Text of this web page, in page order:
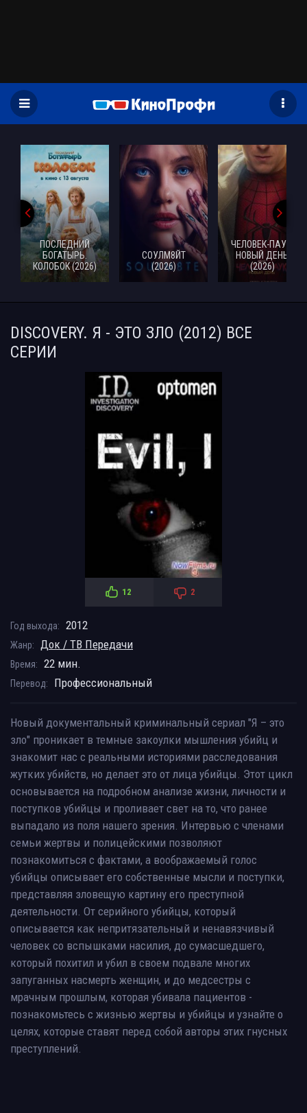
ПОСЛЕДНИЙ
БОГАТЫРЬ.
КОЛОБОК (2026)
СОУЛМ8ЙТ
(2026)
ЧЕЛОВЕК-ПАУК:
НОВЫЙ ДЕНЬ
(2026)
DISCOVERY. Я - ЭТО ЗЛО (2012) ВСЕ
СЕРИИ
12 2
Год выхода: 2012
Жанр: Док / ТВ Передачи
Время: 22 мин.
Перевод: Профессиональный
Новый документальный криминальный сериал "Я – это
зло" проникает в темные закоулки мышления убийц и
знакомит нас с реальными историями расследования
жутких убийств, но делает это от лица убийцы. Этот цикл
основывается на подробном анализе жизни, личности и
поступков убийцы и проливает свет на то, что ранее
выпадало из поля нашего зрения. Интервью с членами
семьи жертвы и полицейскими позволяют
познакомиться с фактами, а воображаемый голос
убийцы описывает его собственные мысли и поступки,
представляя зловещую картину его преступной
деятельности. От серийного убийцы, который
описывается как непритязательный и ненавязчивый
человек со вспышками насилия, до сумасшедшего,
который похитил и убил в своем подвале многих
запуганных насмерть женщин, и до медсестры с
мрачным прошлым, которая убивала пациентов -
познакомьтесь с жизнью жертвы и убийцы и узнайте о
целях, которые ставят перед собой авторы этих гнусных
преступлений.